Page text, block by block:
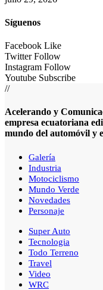
Síguenos
Facebook Like
Twitter Follow
Instagram Follow
Youtube Subscribe
//
Acelerando y
empresa ecuatoriana
mundo del automóvil y
Galería
Industria
Motociclismo
Mundo Verde
Novedades
Personaje
Super Auto
Tecnologia
Todo Terreno
Travel
Video
WRC